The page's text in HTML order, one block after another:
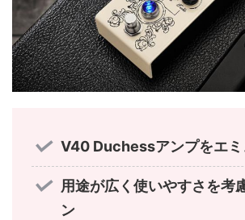
V40 Duchessアンプをエミ
用途が広く使いやすさを考
ン